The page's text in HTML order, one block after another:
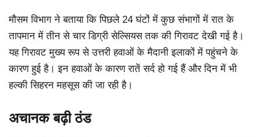
मौसम विभाग ने बताया कि पिछले 24 घंटों में कुछ संभागों में रात के
तापमान में तीन से चार डिग्री सेल्सियस तक की गिरावट देखी गई है।
यह गिरावट मुख्य रूप से उत्तरी हवाओं के मैदानी इलाकों में पहुंचने के
कारण हुई है। इन हवाओं के कारण रातें सर्द हो गई हैं और दिन में भी
हल्की सिहरन महसूस की जा रही है।
अचानक बढ़ी ठंड